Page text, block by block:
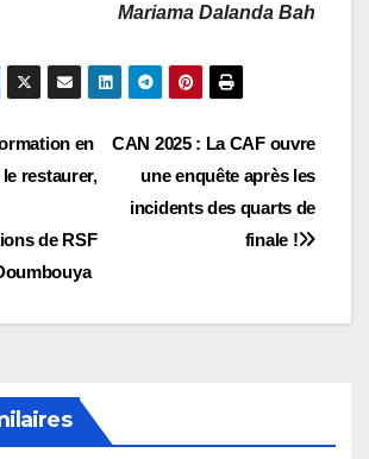
Mariama Dalanda Bah
CAN 2025 : La CAF ouvre
une enquête après les
incidents des quarts de
finale !
en
restaurer,
de RSF